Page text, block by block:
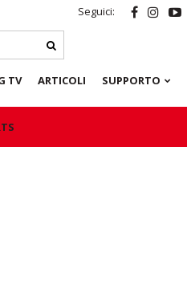
Seguici:
TV ARTICOLI SUPPORTO